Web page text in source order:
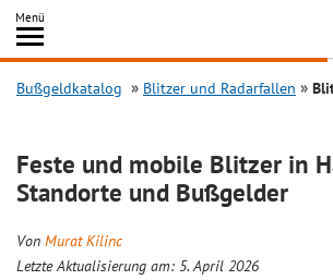
Inhalt
springen
Menü
Bußgeldkatalog Blitzer und Radarfallen
Feste und mobile Blitzer in
Standorte und Bußgelder
Von Murat Kilinc
Letzte Aktualisierung am: 5. April 2026